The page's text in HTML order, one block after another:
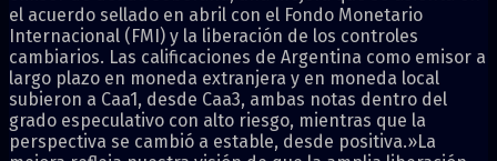
el acuerdo sellado en abril con el Fondo Monetario
Internacional (FMI) y la liberación de los controles
cambiarios. Las calificaciones de Argentina como emisor a
largo plazo en moneda extranjera y en moneda local
subieron a Caa1, desde Caa3, ambas notas dentro del
grado especulativo con alto riesgo, mientras que la
perspectiva se cambió a estable, desde positiva.»La